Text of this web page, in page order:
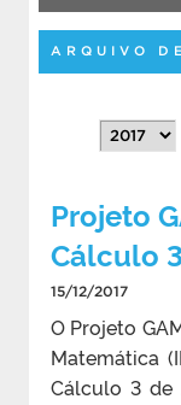
ARQUIVO
Projeto
Cálculo
15/12/2017
O Projeto
Matemática
Cálculo 3 de